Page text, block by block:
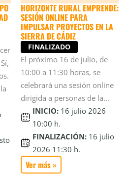
HORIZONTE RURAL EMPRENDE:
SESIÓN ONLINE PARA
IMPULSAR PROYECTOS EN LA
SIERRA DE CÁDIZ
FINALIZADO
El próximo 16 de julio, de
10:00 a 11:30 horas, se
celebrará una sesión online
dirigida a personas de la...
INICIO: 16 julio 2026
10:00 h.
FINALIZACIÓN: 16 julio
2026 11:30 h.
Ver más »